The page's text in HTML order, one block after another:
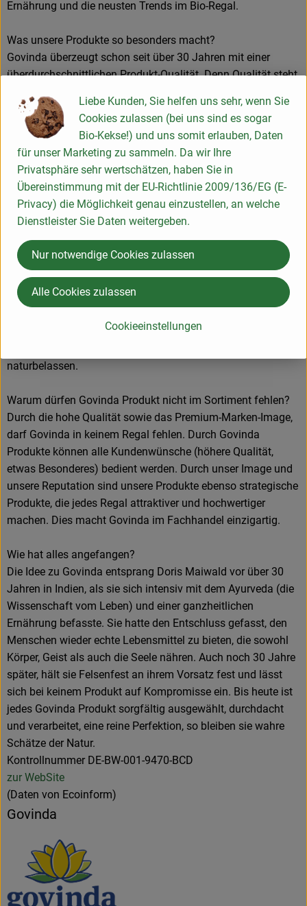
Ernährung und die neusten Trends im Bio-Regal.
Was unsere Produkte so besonders macht?
Govinda überzeugt schon seit über 30 Jahren mit einer
überdurchschnittlichen Produkt-Qualität. Denn Qualität steht
daher auch eine Schlüsselposition in unserem Unternehmen
ein. Unser erfahrenes Team führt intensive
Rohwarenkontrollen durch. Dies macht sich im Aussehen
(Farbe, Textur, etc.), der Reinheit und dem Geschmack
unserer Produkte bemerkbar. Vergleichsprodukte sind
oftmals günstiger, doch zahlt sich unsere Qualität immer
aus.
Dafür sind wir schon seit über 30 Jahre im Fachhandel
bekannt und haben uns als Premium Produkt Marke
etabliert. Auch durch unsere Herstellungsverfahren, bei
denen wir auf eine minimale Verarbeitung sowie
Mitbewerbern abheben können. Unsere Produkte bleiben so
naturbelassen.
Warum dürfen Govinda Produkt nicht im Sortiment fehlen?
Durch die hohe Qualität sowie das Premium-Marken-Image,
darf Govinda in keinem Regal fehlen. Durch Govinda
Produkte können alle Kundenwünsche (höhere Qualität,
etwas Besonderes) bedient werden. Durch unser Image und
unsere Reputation sind unsere Produkte ebenso strategische
Produkte, die jedes Regal attraktiver und hochwertiger
machen. Dies macht Govinda im Fachhandel einzigartig.
Wie hat alles angefangen?
Die Idee zu Govinda entsprang Doris Maiwald vor über 30
Jahren in Indien, als sie sich intensiv mit dem Ayurveda (die
Wissenschaft vom Leben) und einer ganzheitlichen
Ernährung befasste. Sie hatte den Entschluss gefasst, den
Menschen wieder echte Lebensmittel zu bieten, die sowohl
Körper, Geist als auch die Seele nähren. Auch noch 30 Jahre
später, hält sie Felsenfest an ihrem Vorsatz fest und lässt
sich bei keinem Produkt auf Kompromisse ein. Bis heute ist
jedes Govinda Produkt sorgfältig ausgewählt, durchdacht
und verarbeitet, eine reine Perfektion, so bleiben sie wahre
Schätze der Natur.
Kontrollnummer DE-BW-001-9470-BCD
zur WebSite
(Daten von Ecoinform)
Govinda
Liebe Kunden, Sie helfen uns sehr, wenn Sie
Cookies zulassen (bei uns sind es sogar
Bio-Kekse!) und uns somit erlauben, Daten
für unser Marketing zu sammeln. Da wir Ihre
Privatsphäre sehr wertschätzen, haben Sie in
Übereinstimmung mit der EU-Richtlinie 2009/136/EG (E-
Privacy) die Möglichkeit genau einzustellen, an welche
Dienstleister Sie Daten weitergeben.
Cookieeinstellungen
Nur notwendige Cookies zulassen
Alle Cookies zulassen